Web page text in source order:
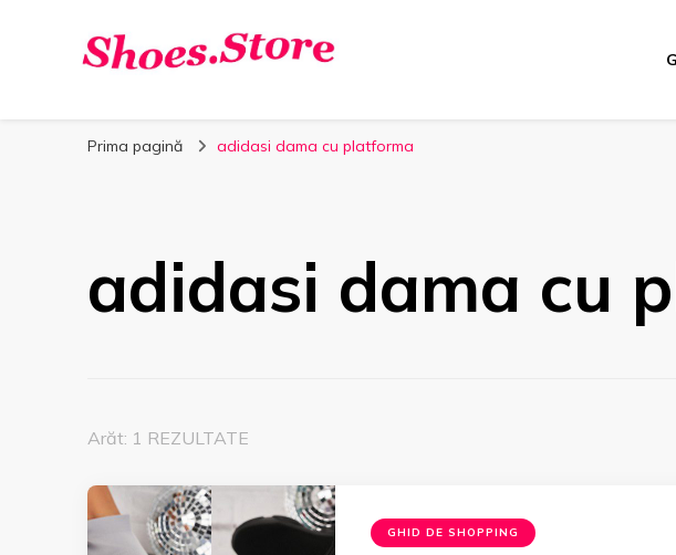
Shoes.Store.ro
Prima pagină adidasi dama cu platforma
adidasi dama cu
Arăt: 1 REZULTATE
GHID DE SHOPPING